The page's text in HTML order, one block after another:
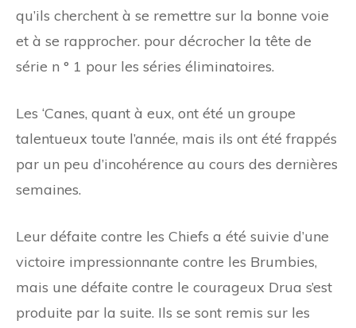
qu’ils cherchent à se remettre sur la bonne voie
et à se rapprocher. pour décrocher la tête de
série n ° 1 pour les séries éliminatoires.
Les ‘Canes, quant à eux, ont été un groupe
talentueux toute l’année, mais ils ont été frappés
par un peu d’incohérence au cours des dernières
semaines.
Leur défaite contre les Chiefs a été suivie d’une
victoire impressionnante contre les Brumbies,
mais une défaite contre le courageux Drua s’est
produite par la suite. Ils se sont remis sur les